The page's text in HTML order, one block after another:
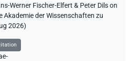
Werner Fischer-Elfert & Peter Dils on
Akademie der Wissenschaften zu
2026)